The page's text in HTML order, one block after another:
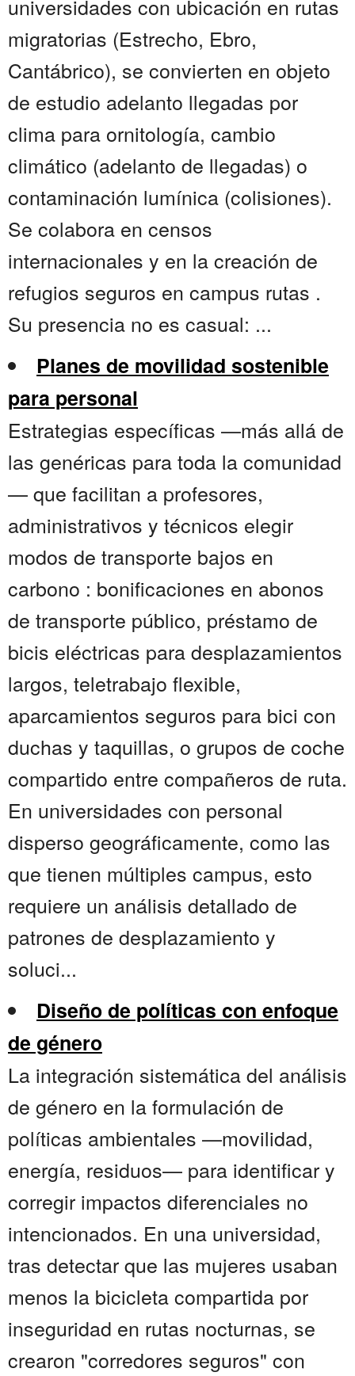
universidades con ubicación en rutas
migratorias (Estrecho, Ebro,
Cantábrico), se convierten en objeto
de estudio adelanto llegadas por
clima para ornitología, cambio
climático (adelanto de llegadas) o
contaminación lumínica (colisiones).
Se colabora en censos
internacionales y en la creación de
refugios seguros en campus rutas .
Su presencia no es casual: ...
Planes de movilidad sostenible
para personal
Estrategias específicas —más allá de
las genéricas para toda la comunidad
— que facilitan a profesores,
administrativos y técnicos elegir
modos de transporte bajos en
carbono : bonificaciones en abonos
de transporte público, préstamo de
bicis eléctricas para desplazamientos
largos, teletrabajo flexible,
aparcamientos seguros para bici con
duchas y taquillas, o grupos de coche
compartido entre compañeros de ruta.
En universidades con personal
disperso geográficamente, como las
que tienen múltiples campus, esto
requiere un análisis detallado de
patrones de desplazamiento y
soluci...
Diseño de políticas con enfoque
de género
La integración sistemática del análisis
de género en la formulación de
políticas ambientales —movilidad,
energía, residuos— para identificar y
corregir impactos diferenciales no
intencionados. En una universidad,
tras detectar que las mujeres usaban
menos la bicicleta compartida por
inseguridad en rutas nocturnas, se
crearon "corredores seguros" con